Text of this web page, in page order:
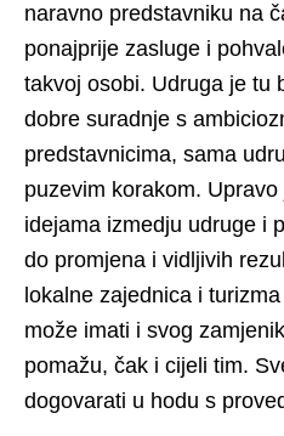
naravno predstavniku na
ponajprije zasluge i
takvoj osobi. Udruga je tu
dobre suradnje s
predstavnicima, sama
puzevim korakom.
idejama izmedju udruge i
do promjena i vidljivih
lokalne zajednica i
može imati i svog
pomažu, čak i cijeli tim.
dogovarati u hodu s